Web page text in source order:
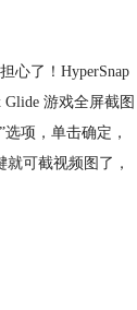
心了！HyperSnap
游戏全屏截图
项，单击确定，
可截视频图了，